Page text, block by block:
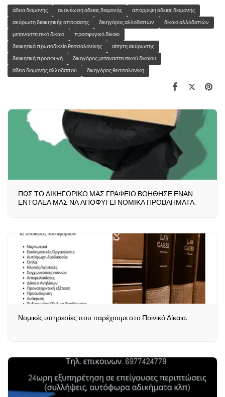
άδεια διαμονής ανανέωση άδειας διαμονής
απόρριψη άδειας διαμονής
ακύρωση διοικητικής απόφασης
δικηγόρος αλλοδαπών
δίκαιο αλλοδαπών
μεταναστευτικό δίκαιο
προσφυγικό δίκαιο
διοικητικό πρωτοδικείο θεσσαλονίκης
αίτηση ακύρωσης
διοικητική προσφυγή
δικηγόρος μεταναστευτικού δικαίου
άδεια διαμονής αλλοδαπού
δικηγόρος θεσσαλονίκη
ΠΩΣ ΤΟ ΔΙΚΗΓΟΡΙΚΟ ΜΑΣ ΓΡΑΦΕΙΟ ΒΟΗΘΗΣΕ ΕΝΑΝ
ΕΝΤΟΛΕΑ ΜΑΣ ΝΑ ΑΠΟΦΥΓΕΙ ΝΟΜΙΚΑ ΠΡΟΒΛΗΜΑΤΑ.
Νομικές υπηρεσίες που παρέχουμε στο Ποινικό Δίκαιο.